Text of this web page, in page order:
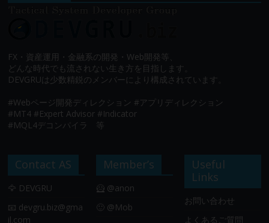
FX・資産運用・金融系の開発・Web開発等、
どんな時代でも流されない生き方を目指します。
DEVGRUは少数精鋭のメンバーにより構成されています。
#Webページ開発ディレクション #アプリディレクション
#MT4 #Expert Advisor #Indicator
#MQL4デコンパイラ 等
Contact AS
🦅 DEVGRU
📧 devgru.biz@gma
il.com
Member’s
🦸 @anon
🙂 @Mob
Useful
Links
お問い合わせ
よくあるご質問